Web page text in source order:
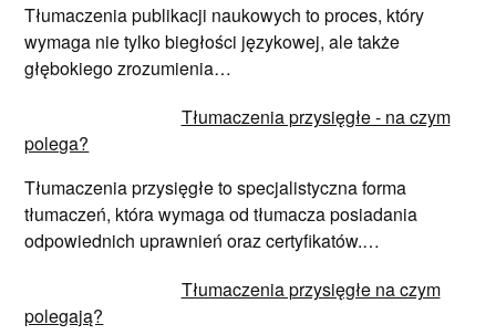
Tłumaczenia publikacji naukowych to proces, który
wymaga nie tylko biegłości językowej, ale także
głębokiego zrozumienia…
Tłumaczenia przysięgłe - na czym
polega?
Tłumaczenia przysięgłe to specjalistyczna forma
tłumaczeń, która wymaga od tłumacza posiadania
odpowiednich uprawnień oraz certyfikatów.…
Tłumaczenia przysięgłe na czym
polegają?